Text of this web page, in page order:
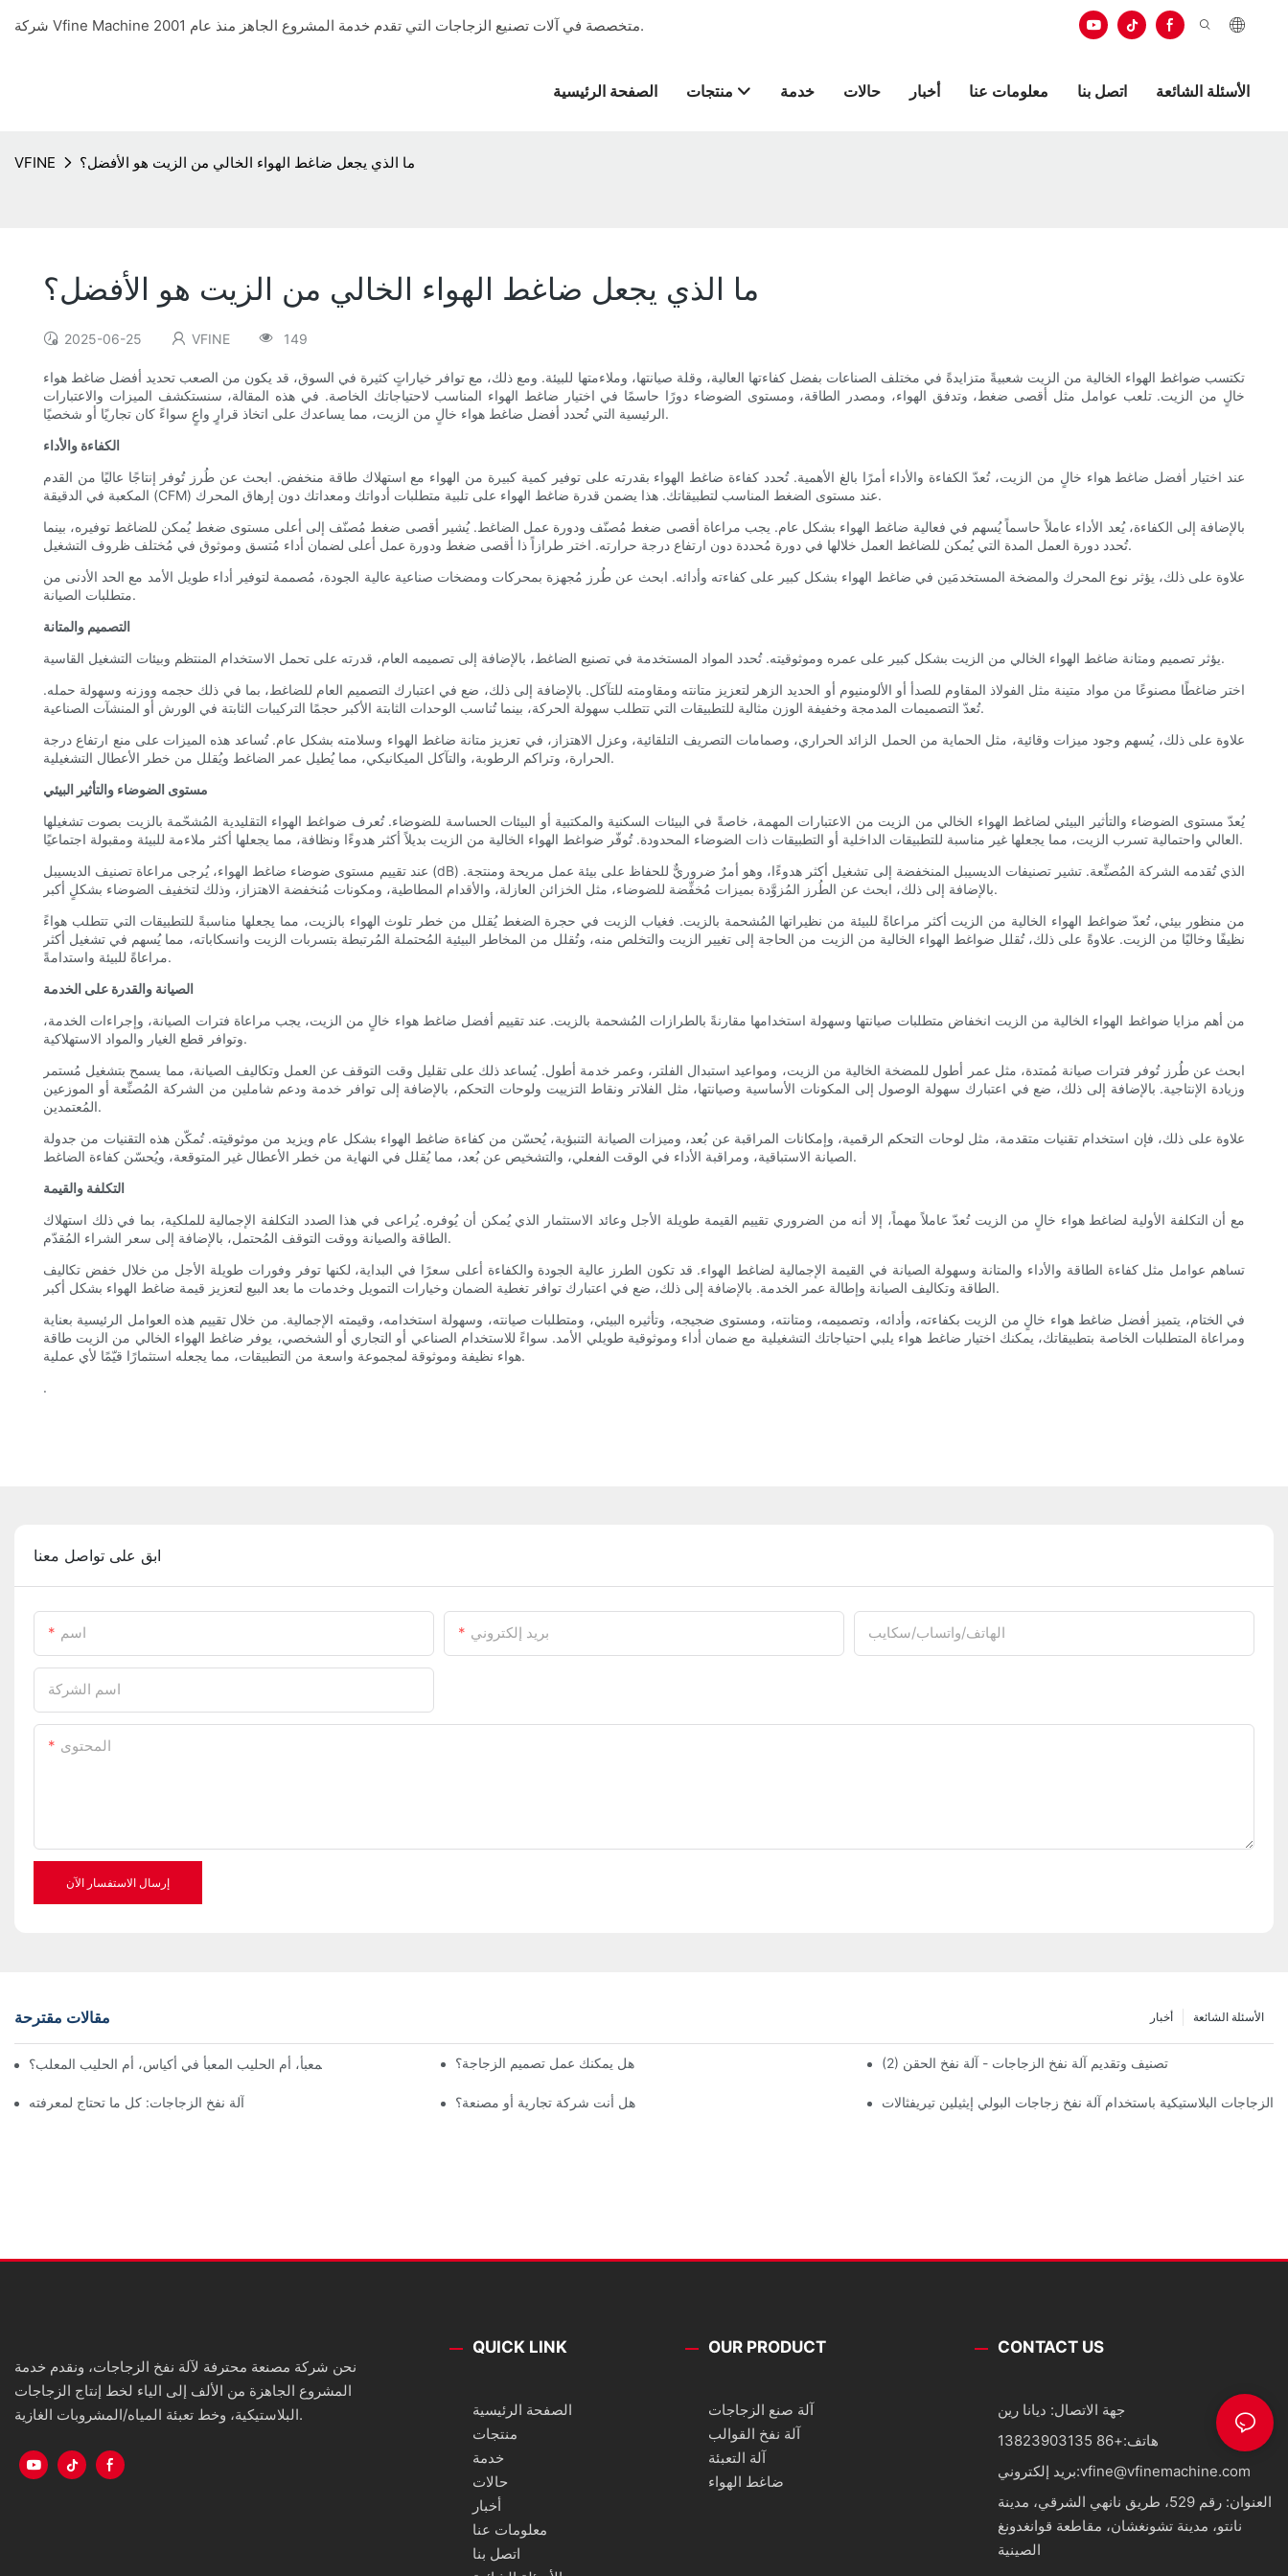
شركة Vfine Machine متخصصة في آلات تصنيع الزجاجات التي تقدم خدمة المشروع الجاهز منذ عام 2001.
الصفحة الرئيسية منتجات خدمة حالات أخبار معلومات عنا اتصل بنا الأسئلة الشائعة
VFINE ما الذي يجعل ضاغط الهواء الخالي من الزيت هو الأفضل؟
ما الذي يجعل ضاغط الهواء الخالي من الزيت هو الأفضل؟
2025-06-25 VFINE 149
تكتسب ضواغط الهواء الخالية من الزيت شعبيةً متزايدةً في مختلف الصناعات بفضل كفاءتها العالية، وقلة صيانتها، وملاءمتها للبيئة. ومع ذلك، مع توافر خياراتٍ كثيرة في السوق، قد يكون من الصعب تحديد أفضل ضاغط هواء
خالٍ من الزيت. تلعب عوامل مثل أقصى ضغط، وتدفق الهواء، ومصدر الطاقة، ومستوى الضوضاء دورًا حاسمًا في اختيار ضاغط الهواء المناسب لاحتياجاتك الخاصة. في هذه المقالة، سنستكشف الميزات والاعتبارات
الرئيسية التي تُحدد أفضل ضاغط هواء خالٍ من الزيت، مما يساعدك على اتخاذ قرارٍ واعٍ سواءً كان تجاريًا أو شخصيًا.
الكفاءة والأداء
عند اختيار أفضل ضاغط هواء خالٍ من الزيت، تُعدّ الكفاءة والأداء أمرًا بالغ الأهمية. تُحدد كفاءة ضاغط الهواء بقدرته على توفير كمية كبيرة من الهواء مع استهلاك طاقة منخفض. ابحث عن طُرز تُوفر إنتاجًا عاليًا من القدم
المكعبة في الدقيقة (CFM) عند مستوى الضغط المناسب لتطبيقاتك. هذا يضمن قدرة ضاغط الهواء على تلبية متطلبات أدواتك ومعداتك دون إرهاق المحرك.
بالإضافة إلى الكفاءة، يُعد الأداء عاملاً حاسماً يُسهم في فعالية ضاغط الهواء بشكل عام. يجب مراعاة أقصى ضغط مُصنّف ودورة عمل الضاغط. يُشير أقصى ضغط مُصنّف إلى أعلى مستوى ضغط يُمكن للضاغط توفيره، بينما
تُحدد دورة العمل المدة التي يُمكن للضاغط العمل خلالها في دورة مُحددة دون ارتفاع درجة حرارته. اختر طرازاً ذا أقصى ضغط ودورة عمل أعلى لضمان أداء مُتسق وموثوق في مُختلف ظروف التشغيل.
علاوة على ذلك، يؤثر نوع المحرك والمضخة المستخدمَين في ضاغط الهواء بشكل كبير على كفاءته وأدائه. ابحث عن طُرز مُجهزة بمحركات ومضخات صناعية عالية الجودة، مُصممة لتوفير أداء طويل الأمد مع الحد الأدنى من
متطلبات الصيانة.
التصميم والمتانة
يؤثر تصميم ومتانة ضاغط الهواء الخالي من الزيت بشكل كبير على عمره وموثوقيته. تُحدد المواد المستخدمة في تصنيع الضاغط، بالإضافة إلى تصميمه العام، قدرته على تحمل الاستخدام المنتظم وبيئات التشغيل القاسية.
اختر ضاغطًا مصنوعًا من مواد متينة مثل الفولاذ المقاوم للصدأ أو الألومنيوم أو الحديد الزهر لتعزيز متانته ومقاومته للتآكل. بالإضافة إلى ذلك، ضع في اعتبارك التصميم العام للضاغط، بما في ذلك حجمه ووزنه وسهولة حمله.
تُعدّ التصميمات المدمجة وخفيفة الوزن مثالية للتطبيقات التي تتطلب سهولة الحركة، بينما تُناسب الوحدات الثابتة الأكبر حجمًا التركيبات الثابتة في الورش أو المنشآت الصناعية.
علاوة على ذلك، يُسهم وجود ميزات وقائية، مثل الحماية من الحمل الزائد الحراري، وصمامات التصريف التلقائية، وعزل الاهتزاز، في تعزيز متانة ضاغط الهواء وسلامته بشكل عام. تُساعد هذه الميزات على منع ارتفاع درجة
الحرارة، وتراكم الرطوبة، والتآكل الميكانيكي، مما يُطيل عمر الضاغط ويُقلل من خطر الأعطال التشغيلية.
مستوى الضوضاء والتأثير البيئي
يُعدّ مستوى الضوضاء والتأثير البيئي لضاغط الهواء الخالي من الزيت من الاعتبارات المهمة، خاصةً في البيئات السكنية والمكتبية أو البيئات الحساسة للضوضاء. تُعرف ضواغط الهواء التقليدية المُشحّمة بالزيت بصوت تشغيلها
العالي واحتمالية تسرب الزيت، مما يجعلها غير مناسبة للتطبيقات الداخلية أو التطبيقات ذات الضوضاء المحدودة. تُوفّر ضواغط الهواء الخالية من الزيت بديلاً أكثر هدوءًا ونظافة، مما يجعلها أكثر ملاءمة للبيئة ومقبولة اجتماعيًا.
عند تقييم مستوى ضوضاء ضاغط الهواء، يُرجى مراعاة تصنيف الديسيبل (dB) الذي تُقدمه الشركة المُصنِّعة. تشير تصنيفات الديسيبل المنخفضة إلى تشغيل أكثر هدوءًا، وهو أمرٌ ضروريٌّ للحفاظ على بيئة عمل مريحة ومنتجة.
بالإضافة إلى ذلك، ابحث عن الطُرز المُزوَّدة بميزات مُخفِّضة للضوضاء، مثل الخزائن العازلة، والأقدام المطاطية، ومكونات مُنخفضة الاهتزاز، وذلك لتخفيف الضوضاء بشكلٍ أكبر.
من منظور بيئي، تُعدّ ضواغط الهواء الخالية من الزيت أكثر مراعاةً للبيئة من نظيراتها المُشحمة بالزيت. فغياب الزيت في حجرة الضغط يُقلل من خطر تلوث الهواء بالزيت، مما يجعلها مناسبةً للتطبيقات التي تتطلب هواءً
نظيفًا وخاليًا من الزيت. علاوةً على ذلك، تُقلل ضواغط الهواء الخالية من الزيت من الحاجة إلى تغيير الزيت والتخلص منه، وتُقلل من المخاطر البيئية المُحتملة المُرتبطة بتسربات الزيت وانسكاباته، مما يُسهم في تشغيل أكثر
مراعاةً للبيئة واستدامةً.
الصيانة والقدرة على الخدمة
من أهم مزايا ضواغط الهواء الخالية من الزيت انخفاض متطلبات صيانتها وسهولة استخدامها مقارنةً بالطرازات المُشحمة بالزيت. عند تقييم أفضل ضاغط هواء خالٍ من الزيت، يجب مراعاة فترات الصيانة، وإجراءات الخدمة،
وتوافر قطع الغيار والمواد الاستهلاكية.
ابحث عن طُرز تُوفر فترات صيانة مُمتدة، مثل عمر أطول للمضخة الخالية من الزيت، ومواعيد استبدال الفلتر، وعمر خدمة أطول. يُساعد ذلك على تقليل وقت التوقف عن العمل وتكاليف الصيانة، مما يسمح بتشغيل مُستمر
وزيادة الإنتاجية. بالإضافة إلى ذلك، ضع في اعتبارك سهولة الوصول إلى المكونات الأساسية وصيانتها، مثل الفلاتر ونقاط التزييت ولوحات التحكم، بالإضافة إلى توافر خدمة ودعم شاملين من الشركة المُصنِّعة أو الموزعين
المُعتمدين.
علاوة على ذلك، فإن استخدام تقنيات متقدمة، مثل لوحات التحكم الرقمية، وإمكانات المراقبة عن بُعد، وميزات الصيانة التنبؤية، يُحسّن من كفاءة ضاغط الهواء بشكل عام ويزيد من موثوقيته. تُمكّن هذه التقنيات من جدولة
الصيانة الاستباقية، ومراقبة الأداء في الوقت الفعلي، والتشخيص عن بُعد، مما يُقلل في النهاية من خطر الأعطال غير المتوقعة، ويُحسّن كفاءة الضاغط.
التكلفة والقيمة
مع أن التكلفة الأولية لضاغط هواء خالٍ من الزيت تُعدّ عاملاً مهماً، إلا أنه من الضروري تقييم القيمة طويلة الأجل وعائد الاستثمار الذي يُمكن أن يُوفره. يُراعى في هذا الصدد التكلفة الإجمالية للملكية، بما في ذلك استهلاك
الطاقة والصيانة ووقت التوقف المُحتمل، بالإضافة إلى سعر الشراء المُقدّم.
تساهم عوامل مثل كفاءة الطاقة والأداء والمتانة وسهولة الصيانة في القيمة الإجمالية لضاغط الهواء. قد تكون الطرز عالية الجودة والكفاءة أعلى سعرًا في البداية، لكنها توفر وفورات طويلة الأجل من خلال خفض تكاليف
الطاقة وتكاليف الصيانة وإطالة عمر الخدمة. بالإضافة إلى ذلك، ضع في اعتبارك توافر تغطية الضمان وخيارات التمويل وخدمات ما بعد البيع لتعزيز قيمة ضاغط الهواء بشكل أكبر.
في الختام، يتميز أفضل ضاغط هواء خالٍ من الزيت بكفاءته، وأدائه، وتصميمه، ومتانته، ومستوى ضجيجه، وتأثيره البيئي، ومتطلبات صيانته، وسهولة استخدامه، وقيمته الإجمالية. من خلال تقييم هذه العوامل الرئيسية بعناية
ومراعاة المتطلبات الخاصة بتطبيقاتك، يمكنك اختيار ضاغط هواء يلبي احتياجاتك التشغيلية مع ضمان أداء وموثوقية طويلي الأمد. سواءً للاستخدام الصناعي أو التجاري أو الشخصي، يوفر ضاغط الهواء الخالي من الزيت طاقة
هواء نظيفة وموثوقة لمجموعة واسعة من التطبيقات، مما يجعله استثمارًا قيّمًا لأي عملية.
.
ابق على تواصل معنا
اسم بريد إلكتروني الهاتف/واتساب/سكايب
اسم الشركة
المحتوى
إرسال الاستفسار الآن
مقالات مقترحة الأسئلة الشائعة أخبار
ما هو الحليب الأفضل من حيث القيمة الغذائية، الحليب المعبأ، أم الحليب المعبأ في أكياس، أم الحليب المعلب؟
هل يمكنك عمل تصميم الزجاجة؟ (2) تصنيف وتقديم آلة نفخ الزجاجات - آلة نفخ الحقن
آلة نفخ الزجاجات: كل ما تحتاج لمعرفته هل أنت شركة تجارية أو مصنعة؟ الزجاجات البلاستيكية باستخدام آلة نفخ زجاجات البولي إيثيلين تيريفثالات
نحن شركة مصنعة محترفة لآلة نفخ الزجاجات، ونقدم خدمة
المشروع الجاهزة من الألف إلى الياء لخط إنتاج الزجاجات
البلاستيكية، وخط تعبئة المياه/المشروبات الغازية.
QUICK LINK
الصفحة الرئيسية
منتجات
خدمة
حالات
أخبار
معلومات عنا
اتصل بنا
OUR PRODUCT
آلة صنع الزجاجات
آلة نفخ القوالب
آلة التعبئة
ضاغط الهواء
CONTACT US
جهة الاتصال: ديانا رين
هاتف:+86 13823903135
بريد إلكتروني:vfine@vfinemachine.com
العنوان: رقم 529، طريق نانهي الشرقي، مدينة
نانتو، مدينة تشونغشان، مقاطعة قوانغدونغ
الصينية